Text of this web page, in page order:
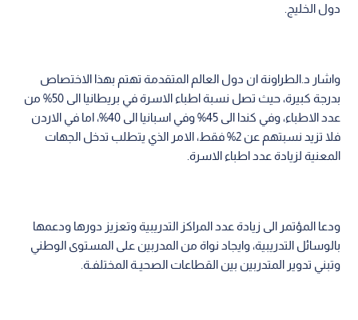
دول الخليج.
واشار د.الطراونة ان دول العالم المتقدمة تهتم بهذا الاختصاص
بدرجة كبيرة، حيث تصل نسبة­ اطباء الاسرة في بريطانيا الى 50% من
عدد الاطباء، وفي كندا الى 45% وفي اسبانيا الى 40%، اما في الاردن
فلا تزيد نسبتهم عن 2% فقط، الامر الذي يتطلب تدخل الجهات
المعنية لزيادة عدد اطباء الاسرة.
ودعا المؤتمر الى زيادة عدد المراكز التدريبية وتعزيز دورها ودعمها
بالوسائل التدريبية، وايجاد نواة من المدربين على المستوى الوطني
وتبني تدوير المتدربين بين القطاعات الصحيـة المختلفـة.